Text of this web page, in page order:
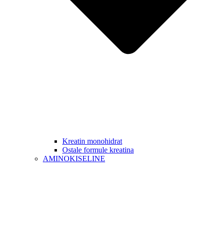
Kreatin monohidrat
Ostale formule kreatina
AMINOKISELINE